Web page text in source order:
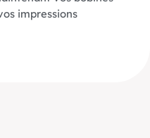
impressions